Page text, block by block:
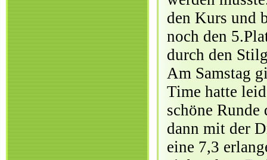
den Kurs und
noch den
durch den
Am Samstag
Time hatte
schöne
dann mit der
eine 7,3